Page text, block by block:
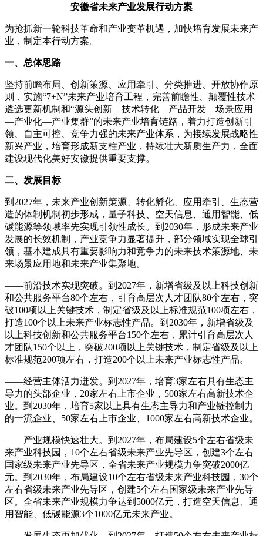
安徽省未来产业发展行动方案
为抢抓新一轮科技革命和产业变革机遇，加快培育发展未来产
业，制定本行动方案。
一、总体思路
坚持前瞻布局、创新策源、应用牵引、分类推进、开放协作原
则，实施“7+N”未来产业培育工程，完善前瞻性、颠覆性技术
遴选更新机制和“源头创新—技术转化—产品开发—场景应用
—产业化—产业集群”的未来产业培育链路，着力打造创新引
领、自主可控、竞争力强的未来产业体系，为接续发展战略性
新兴产业，培育形成新支柱产业，持续壮大新质生产力，全面
建设现代化美好安徽提供重要支撑。
二、发展目标
到2027年，未来产业创新策源、转化孵化、应用牵引、生态营
造的体制机制初步形成，量子科技、空天信息、通用智能、低
碳能源等领域率先实现引领性成长。到2030年，形成未来产业
发展的长效机制，产业竞争力显著提升，部分领域实现全球引
领，基本建成具有重要影响力和竞争力的未来技术策源地、未
来场景应用地和未来产业集聚地。
——前沿技术实现突破。到2027年，新增省级及以上科技创新
和公共服务平台80个左右，引育高层次人才团队80个左右，突
破100项以上关键技术，制定省级及以上标准规范100项左右，
打造100个以上未来产业标志性产品。到2030年，新增省级及
以上科技创新和公共服务平台150个左右，累计引育高层次人
才团队150个以上，突破200项以上关键技术，制定省级及以上
标准规范200项左右，打造200个以上未来产业标志性产品。
——经营主体活力迸发。到2027年，培育3家左右具有生态主
导力的头部企业，20家左右上市企业，500家左右高新技术企
业。到2030年，培育5家以上具有生态主导力和产业链控制力
的一流企业、50家左右上市企业、1000家左右高新技术企业。
——产业规模快速壮大。到2027年，布局建设5个左右省级未
来产业科技园，10个左右省级未来产业先导区，创建3个左右
国家级未来产业先导区，全省未来产业规模力争突破2000亿
元。到2030年，布局建设10个左右省级未来产业科技园，30个
左右省级未来产业先导区，创建5个左右国家级未来产业先导
区。全省未来产业规模力争达到5000亿元，打造空天信息、通
用智能、低碳能源3个1000亿元未来产业。